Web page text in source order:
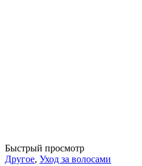
Быстрый просмотр
Другое, Уход за волосами